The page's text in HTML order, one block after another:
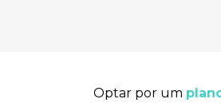
Optar por um